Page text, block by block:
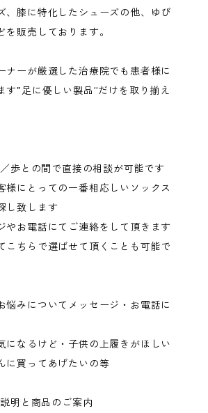
、膝に特化したシューズの他、ゆび
を販売しております。
ナーが厳選した治療院でも患者様に
す"足に優しい製品”だけを取り揃え
歩との間で直接の相談が可能です
様にとっての一番相応しいソックス
し致します
やお電話にてご連絡をして頂きます
こちらで選ばせて頂くことも可能で
悩みについてメッセージ・お電話に
になるけど・子供の上履きがほしい
に買ってあげたいの等
明と商品のご案内